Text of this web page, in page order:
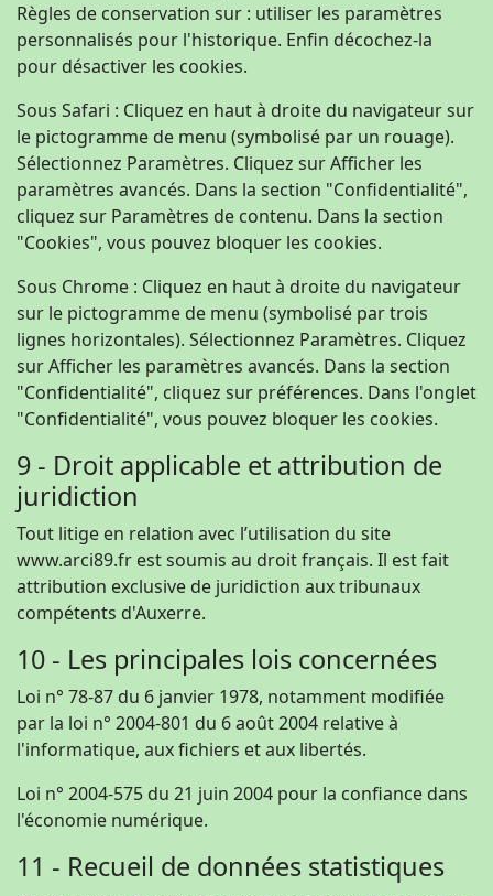
Règles de conservation sur : utiliser les paramètres
personnalisés pour l'historique. Enfin décochez-la
pour désactiver les cookies.
Sous Safari : Cliquez en haut à droite du navigateur sur
le pictogramme de menu (symbolisé par un rouage).
Sélectionnez Paramètres. Cliquez sur Afficher les
paramètres avancés. Dans la section "Confidentialité",
cliquez sur Paramètres de contenu. Dans la section
"Cookies", vous pouvez bloquer les cookies.
Sous Chrome : Cliquez en haut à droite du navigateur
sur le pictogramme de menu (symbolisé par trois
lignes horizontales). Sélectionnez Paramètres. Cliquez
sur Afficher les paramètres avancés. Dans la section
"Confidentialité", cliquez sur préférences. Dans l'onglet
"Confidentialité", vous pouvez bloquer les cookies.
9 - Droit applicable et attribution de
juridiction
Tout litige en relation avec l’utilisation du site
www.arci89.fr est soumis au droit français. Il est fait
attribution exclusive de juridiction aux tribunaux
compétents d'Auxerre.
10 - Les principales lois concernées
Loi n° 78-87 du 6 janvier 1978, notamment modifiée
par la loi n° 2004-801 du 6 août 2004 relative à
l'informatique, aux fichiers et aux libertés.
Loi n° 2004-575 du 21 juin 2004 pour la confiance dans
l'économie numérique.
11 - Recueil de données statistiques